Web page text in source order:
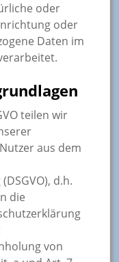
oder
oder
Daten im
teilen wir
aus dem
d.h.
die
von